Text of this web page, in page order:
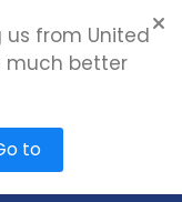
from United
much better
to